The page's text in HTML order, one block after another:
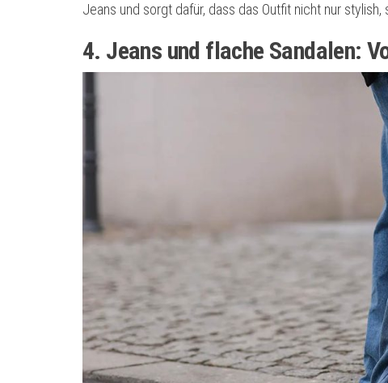
Jeans und sorgt dafür, dass das Outfit nicht nur
4. Jeans und flache Sandalen: